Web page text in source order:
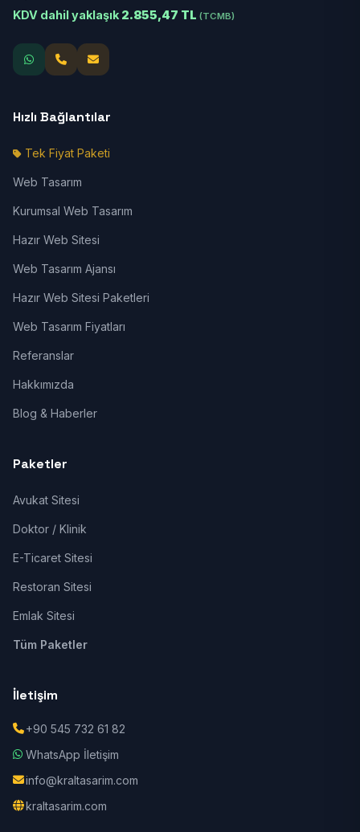
KDV dahil yaklaşık 2.855,47 TL (TCMB)
Hızlı Bağlantılar
Tek Fiyat Paketi
Web Tasarım
Kurumsal Web Tasarım
Hazır Web Sitesi
Web Tasarım Ajansı
Hazır Web Sitesi Paketleri
Web Tasarım Fiyatları
Referanslar
Hakkımızda
Blog & Haberler
Paketler
Avukat Sitesi
Doktor / Klinik
E-Ticaret Sitesi
Restoran Sitesi
Emlak Sitesi
Tüm Paketler
İletişim
+90 545 732 61 82
WhatsApp İletişim
info@kraltasarim.com
kraltasarim.com